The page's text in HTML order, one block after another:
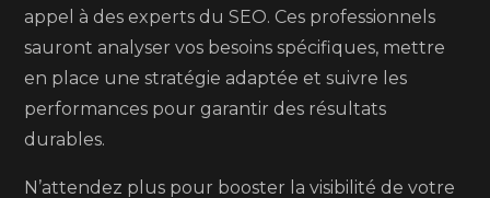
appel à des experts du SEO. Ces professionnels
sauront analyser vos besoins spécifiques, mettre
en place une stratégie adaptée et suivre les
performances pour garantir des résultats
durables.
N’attendez plus pour booster la visibilité de votre